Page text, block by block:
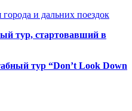
и дальних поездок
тур, стартовавший в
тур “Don’t Look Down